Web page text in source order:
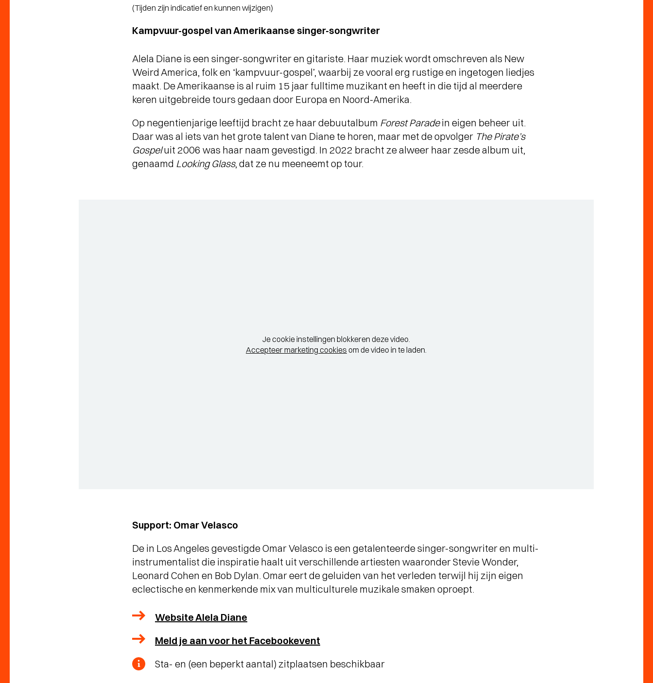
(Tijden zijn indicatief en kunnen wijzigen)
Kampvuur-gospel van Amerikaanse singer-songwriter
Alela Diane is een singer-songwriter en gitariste. Haar muziek wordt omschreven als New
Weird America, folk en ‘kampvuur-gospel’, waarbij ze vooral erg rustige en ingetogen liedjes
maakt. De Amerikaanse is al ruim 15 jaar fulltime muzikant en heeft in die tijd al meerdere
keren uitgebreide tours gedaan door Europa en Noord-Amerika.
Op negentienjarige leeftijd bracht ze haar debuutalbum Forest Paradein eigen beheer uit.
Daar was al iets van het grote talent van Diane te horen, maar met de opvolger The Pirate’s
Gospeluit 2006 was haar naam gevestigd. In 2022 bracht ze alweer haar zesde album uit,
genaamd Looking Glass, dat ze nu meeneemt op tour.
Je cookie instellingen blokkeren deze video.
Accepteer marketing cookies om de video in te laden.
Support: Omar Velasco
De in Los Angeles gevestigde Omar Velasco is een getalenteerde singer-songwriter en multi-
instrumentalist die inspiratie haalt uit verschillende artiesten waaronder Stevie Wonder,
Leonard Cohen en Bob Dylan. Omar eert de geluiden van het verleden terwijl hij zijn eigen
eclectische en kenmerkende mix van multiculturele muzikale smaken oproept.
Website Alela Diane
Meld je aan voor het Facebookevent
Sta- en (een beperkt aantal) zitplaatsen beschikbaar